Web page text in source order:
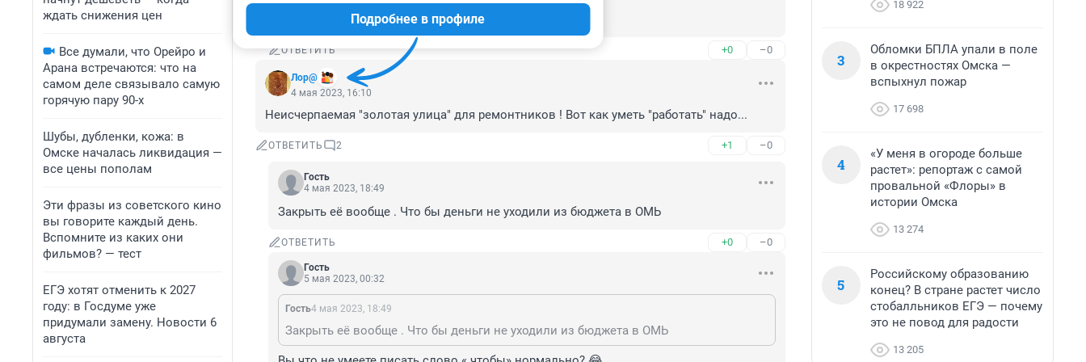
ждать снижения цен
Все думали, что Орейро и
Арана встречаются: что на
самом деле связывало самую
горячую пару 90-х
Шубы, дубленки, кожа: в
Омске началась ликвидация —
все цены пополам
Эти фразы из советского кино
вы говорите каждый день.
Вспомните из каких они
фильмов? — тест
ЕГЭ хотят отменить к 2027
году: в Госдуме уже
придумали замену. Новости 6
августа
школоло марш в школу.
ОТВЕТИТЬ +0 –0
Лор@
Подробнее в профиле
4 мая 2023, 16:10
Неисчерпаемая "золотая улица" для ремонтников ! Вот как уметь "работать" надо...
ОТВЕТИТЬ 2 +1 –0
Гость
4 мая 2023, 18:49
Закрыть её вообще . Что бы деньги не уходили из бюджета в ОМЬ
ОТВЕТИТЬ +0 –0
Гость
5 мая 2023, 00:32
Гость4 мая 2023, 18:49
Закрыть её вообще . Что бы деньги не уходили из бюджета в ОМЬ
18 922
3
Обломки БПЛА упали в поле
в окрестностях Омска —
вспыхнул пожар
17 698
4
«У меня в огороде больше
растет»: репортаж с самой
провальной «Флоры» в
истории Омска
13 274
5
Российскому образованию
конец? В стране растет число
стобалльников ЕГЭ — почему
это не повод для радости
13 205